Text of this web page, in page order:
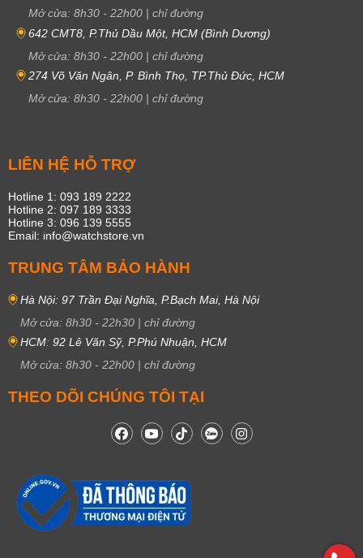
Mở cửa: 8h30 - 22h00 | chỉ đường
642 CMT8, P.Thủ Dầu Một, HCM (Bình Dương)
Mở cửa: 8h30 - 22h00 | chỉ đường
274 Võ Văn Ngân, P. Bình Thọ, TP.Thủ Đức, HCM
Mở cửa: 8h30 - 22h00 | chỉ đường
LIÊN HỆ HỖ TRỢ
Hotline 1: 093 189 2222
Hotline 2: 097 189 3333
Hotline 3: 096 139 5555
Email: info@watchstore.vn
TRUNG TÂM BẢO HÀNH
Hà Nội: 97 Trần Đại Nghĩa, P.Bạch Mai, Hà Nội
Mở cửa: 8h30 - 22h30 | chỉ đường
HCM: 92 Lê Văn Sỹ, P.Phú Nhuận, HCM
Mở cửa: 8h30 - 22h00 | chỉ đường
THEO DÕI CHÚNG TÔI TẠI